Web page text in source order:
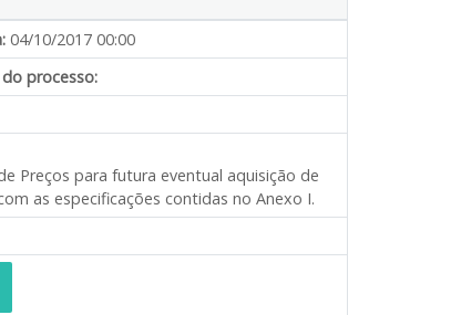
04/10/2017 00:00
processo:
Preços para futura eventual aquisição de
as especificações contidas no Anexo I.